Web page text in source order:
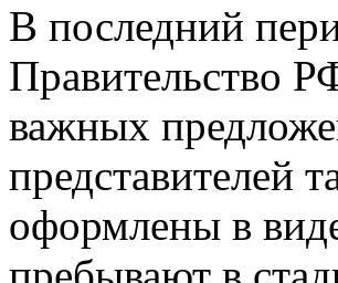
В последний
Правительство
важных
представителей
оформлены в